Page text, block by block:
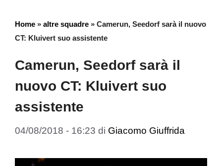
Home » altre squadre » Camerun, Seedorf sarà il nuovo
CT: Kluivert suo assistente
Camerun, Seedorf sarà il
nuovo CT: Kluivert suo
assistente
04/08/2018 - 16:23 di Giacomo Giuffrida